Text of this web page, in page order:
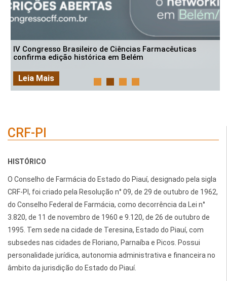
IV Congresso Brasileiro de Ciências Farmacêuticas
confirma edição histórica em Belém
Leia Mais
CRF-PI
HISTÓRICO
O Conselho de Farmácia do Estado do Piauí, designado pela sigla
CRF-PI, foi criado pela Resolução n° 09, de 29 de outubro de 1962,
do Conselho Federal de Farmácia, como decorrência da Lei n°
3.820, de 11 de novembro de 1960 e 9.120, de 26 de outubro de
1995. Tem sede na cidade de Teresina, Estado do Piauí, com
subsedes nas cidades de Floriano, Parnaíba e Picos. Possui
personalidade jurídica, autonomia administrativa e financeira no
âmbito da jurisdição do Estado do Piauí.